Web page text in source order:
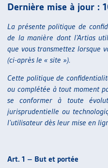
NOS PUBLICATIONS
ARTICLES
DOSSIERS DU MOIS
RESSOURCES
THÉMATIQUES
GUIDE SOCIAL ROMAND
AUTRES
PROJETS ET ACTIVITÉS
Dernière mise à jour :
La présente politique de
de la manière dont l’Artias
que vous transmettez lorsque
(ci-après le « site »).
Cette politique de
ou complétée à tout moment
se conformer à toute
jurisprudentielle ou
l’utilisateur dès leur mise en
Art. 1 – But et portée